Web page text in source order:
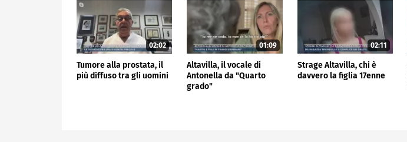
02:02
Tumore alla prostata, il
più diffuso tra gli uomini
01:09
Altavilla, il vocale di
Antonella da "Quarto
grado"
02:11
Strage Altavilla, chi è
davvero la figlia 17enne